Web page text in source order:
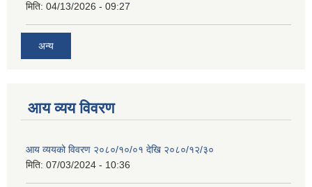
मिति: 04/13/2026 - 09:27
अन्य
आय व्यय विवरण
आय व्ययको विवरण २०८०/१०/०१ देखि २०८०/१२/३०
मिति: 07/03/2024 - 10:36